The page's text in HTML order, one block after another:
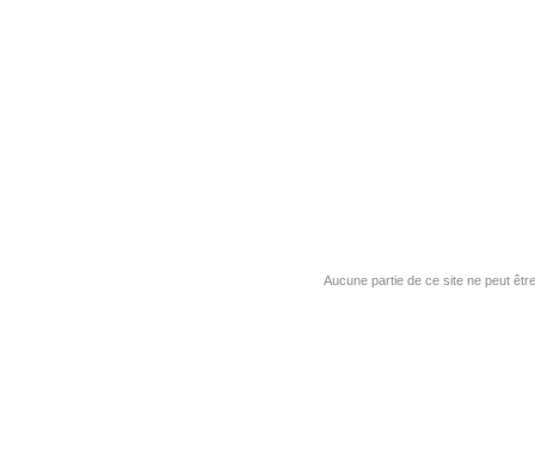
Aucune partie de ce site ne peut